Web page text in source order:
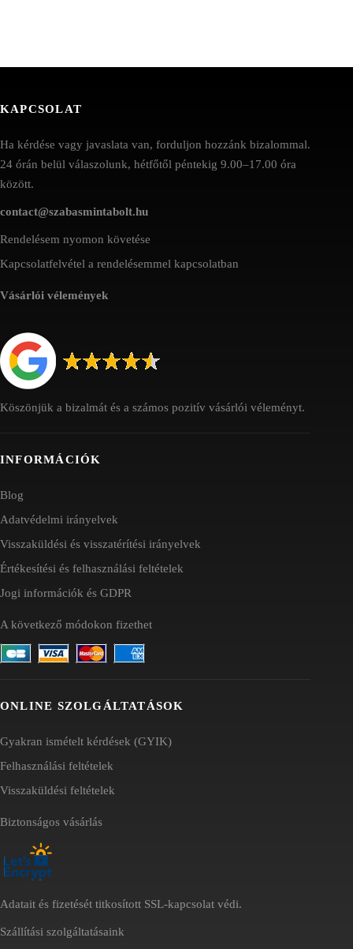
KAPCSOLAT
Ha kérdése vagy javaslata van, forduljon hozzánk bizalommal.
24 órán belül válaszolunk, hétfőtől péntekig 9.00–17.00 óra
között.
contact@szabasmintabolt.hu
Rendelésem nyomon követése
Kapcsolatfelvétel a rendelésemmel kapcsolatban
Vásárlói vélemények
Köszönjük a bizalmát és a számos pozitív vásárlói véleményt.
INFORMÁCIÓK
Blog
Adatvédelmi irányelvek
Visszaküldési és visszatérítési irányelvek
Értékesítési és felhasználási feltételek
Jogi információk és GDPR
A következő módokon fizethet
ONLINE SZOLGÁLTATÁSOK
Gyakran ismételt kérdések (GYIK)
Felhasználási feltételek
Visszaküldési feltételek
Biztonságos vásárlás
Adatait és fizetését titkosított SSL-kapcsolat védi.
Szállítási szolgáltatásaink